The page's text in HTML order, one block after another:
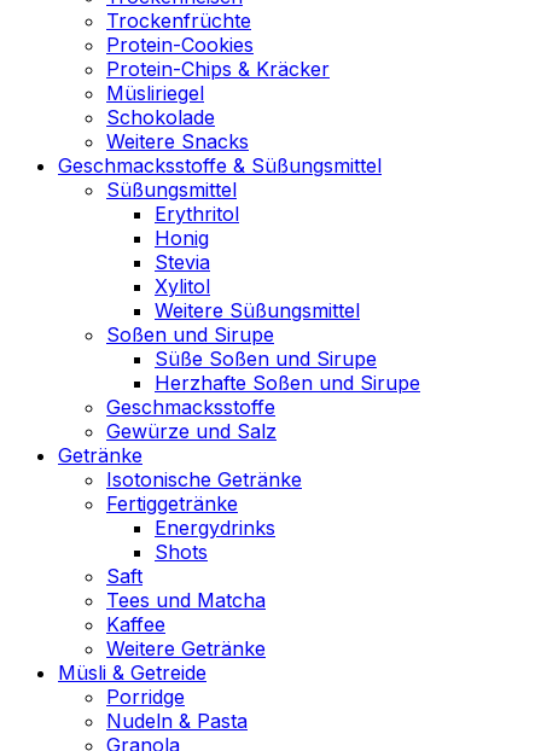
Trockenfrüchte
Protein-Cookies
Protein-Chips & Kräcker
Müsliriegel
Schokolade
Weitere Snacks
Geschmacksstoffe & Süßungsmittel
Süßungsmittel
Erythritol
Honig
Stevia
Xylitol
Weitere Süßungsmittel
Soßen und Sirupe
Süße Soßen und Sirupe
Herzhafte Soßen und Sirupe
Geschmacksstoffe
Gewürze und Salz
Getränke
Isotonische Getränke
Fertiggetränke
Energydrinks
Shots
Saft
Tees und Matcha
Kaffee
Weitere Getränke
Müsli & Getreide
Porridge
Nudeln & Pasta
Granola